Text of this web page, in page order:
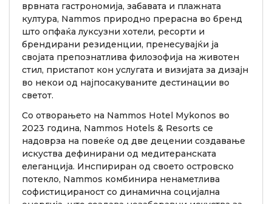
врвната гастрономија, забавата и плажната
култура, Nammos природно прерасна во бренд
што опфаќа луксузни хотели, ресорти и
брендирани резиденции, пренесувајќи ја
својата препознатлива филозофија на животен
стил, пристапот кон услугата и визијата за дизајн
во некои од најпосакуваните дестинации во
светот.
Со отворањето на Nammos Hotel Mykonos во
2023 година, Nammos Hotels & Resorts се
надоврза на повеќе од две децении создавање
искуства дефинирани од медитеранската
елеганција. Инспириран од своето островско
потекло, Nammos комбинира ненаметлива
софистицираност со динамична социјална